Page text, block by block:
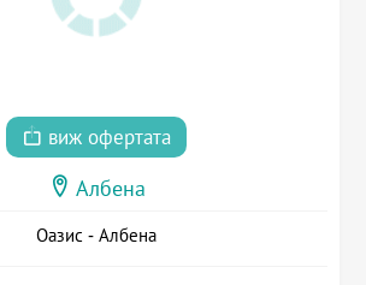
виж офертата
Албена
Оазис - Албена